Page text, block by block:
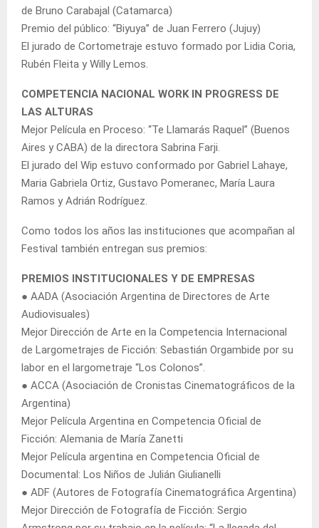
de Bruno Carabajal (Catamarca)
Premio del público: “Biyuya” de Juan Ferrero (Jujuy)
El jurado de Cortometraje estuvo formado por Lidia Coria,
Rubén Fleita y Willy Lemos.
COMPETENCIA NACIONAL WORK IN PROGRESS DE
LAS ALTURAS
Mejor Película en Proceso: “Te Llamarás Raquel” (Buenos
Aires y CABA) de la directora Sabrina Farji.
El jurado del Wip estuvo conformado por Gabriel Lahaye,
Maria Gabriela Ortiz, Gustavo Pomeranec, María Laura
Ramos y Adrián Rodríguez.
Como todos los años las instituciones que acompañan al
Festival también entregan sus premios:
PREMIOS INSTITUCIONALES Y DE EMPRESAS
● AADA (Asociación Argentina de Directores de Arte
Audiovisuales)
Mejor Dirección de Arte en la Competencia Internacional
de Largometrajes de Ficción: Sebastián Orgambide por su
labor en el largometraje “Los Colonos”.
● ACCA (Asociación de Cronistas Cinematográficos de la
Argentina)
Mejor Película Argentina en Competencia Oficial de
Ficción: Alemania de María Zanetti
Mejor Película argentina en Competencia Oficial de
Documental: Los Niños de Julián Giulianelli
● ADF (Autores de Fotografía Cinematográfica Argentina)
Mejor Dirección de Fotografía de Ficción: Sergio